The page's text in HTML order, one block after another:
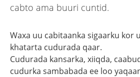
cabto ama buuri cuntid.
Waxa uu cabitaanka sigaarku kor
khatarta cudurada qaar.
Cudurada kansarka, xiiqda,
cudurka sambabada ee loo